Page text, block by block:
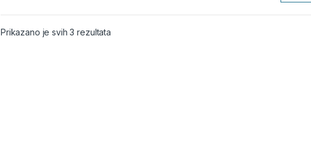
Prikazano je svih 3 rezultata